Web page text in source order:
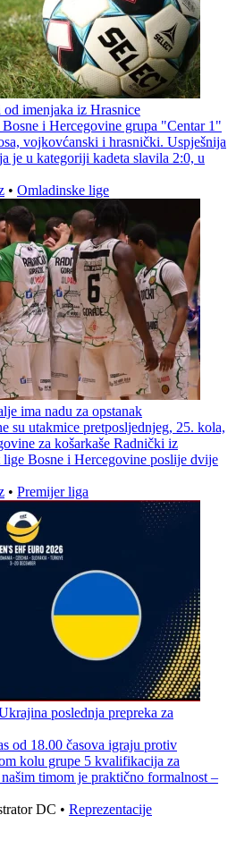
imenjaka iz Hrasnice
i Hercegovine grupa "Centar 1"
vojkovćanski i hrasnički. Uspješnija
je u kategoriji kadeta slavila 2:0, u
• Omladinske lige
ima nadu za opstanak
su utakmice pretposljednjeg, 25. kola,
za košarkaše Radnički iz
Bosne i Hercegovine poslije dvije
• Premijer liga
poslednja prepreka za
od 18.00 časova igraju protiv
kolu grupe 5 kvalifikacija za
timom je praktično formalnost –
DC • Reprezentacije